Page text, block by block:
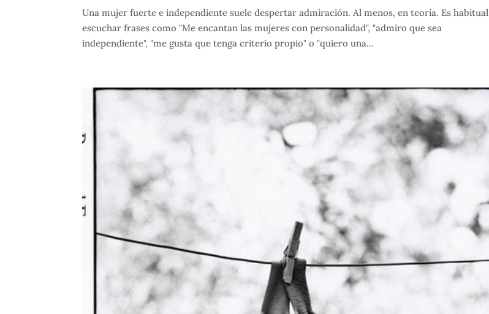
Una mujer fuerte e independiente suele despertar admiración. Al menos, en teoría. Es habitual
escuchar frases como "Me encantan las mujeres con personalidad", "admiro que sea
independiente", "me gusta que tenga criterio propio" o "quiero una...